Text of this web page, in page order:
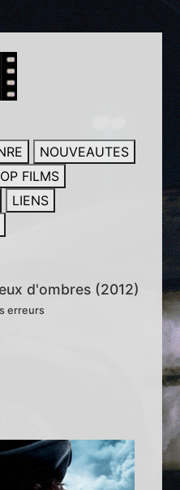
NOUVEAUTES
FILMS
LIENS
d'ombres (2012)
erreurs